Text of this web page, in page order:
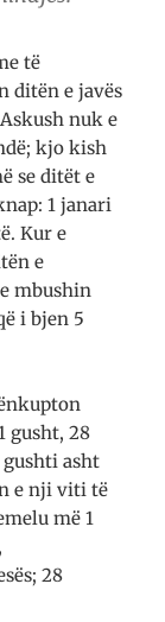
të
ditën e javës
nuk e
kjo kish
se ditët e
1 janari
Kur e
e
mbushin
i bjen 5
gusht, 28
asht
e nji viti të
më 1
28